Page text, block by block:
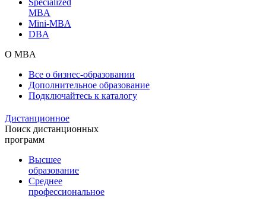
MBA
Mini-MBA
DBA
О MBA
Все о бизнес-образовании
Дополнительное образование
Подключайтесь к каталогу
Дистанционное
Поиск дистанционных
программ
Высшее
образование
Среднее
профессиональное